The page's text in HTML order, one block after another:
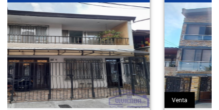
Venta